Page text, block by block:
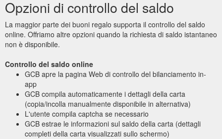
Opzioni di controllo del saldo
La maggior parte dei buoni regalo supporta il controllo del saldo
online. Offriamo altre opzioni quando la richiesta di saldo istantaneo
non è disponibile.
Controllo del saldo online
GCB apre la pagina Web di controllo del bilanciamento in-
app
GCB compila automaticamente i dettagli della carta
(copia/incolla manualmente disponibile in alternativa)
L'utente compila captcha se necessario
GCB estrae le informazioni sul saldo della carta (dettagli
completi della carta visualizzati sullo schermo)